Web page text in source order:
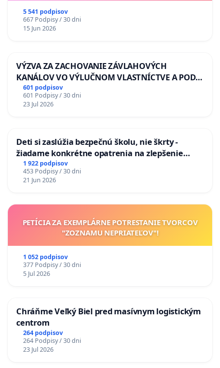
5 541 podpisov
667 Podpisy / 30 dni
15 Jun 2026
VÝZVA ZA ZACHOVANIE ZÁVLAHOVÝCH
KANÁLOV VO VÝLUČNOM VLASTNÍCTVE A POD
KONTROLOU SLOVENSKEJ REPUBLIKY & žiadosť
na riešenie zanedbaného stavu závlahových a
odvodňovacích kanálov na Slovensku
601 podpisov
601 Podpisy / 30 dni
23 Jul 2026
Deti si zaslúžia bezpečnú školu, nie škrty -
žiadame konkrétne opatrenia na zlepšenie
situácie v školstve
1 922 podpisov
453 Podpisy / 30 dni
21 Jun 2026
PETÍCIA ZA EXEMPLÁRNE POTRESTANIE TVORCOV
"ZOZNAMU NEPRIATEĽOV"!
1 052 podpisov
377 Podpisy / 30 dni
5 Jul 2026
Chráňme Veľký Biel pred masívnym logistickým
centrom
264 podpisov
264 Podpisy / 30 dni
23 Jul 2026